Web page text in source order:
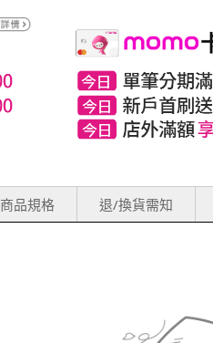
商品規格 退/換貨需知